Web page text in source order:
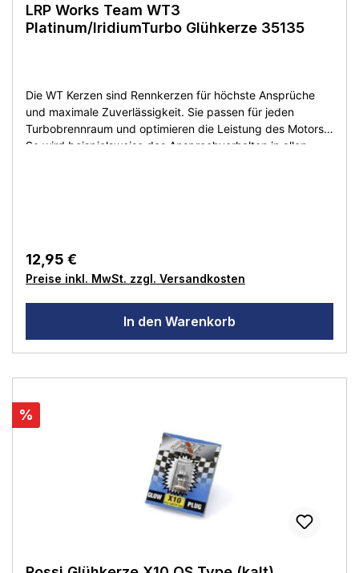
LRP Works Team WT3
Platinum/IridiumTurbo Glühkerze 35135
Die WT Kerzen sind Rennkerzen für höchste Ansprüche
und maximale Zuverlässigkeit. Sie passen für jeden
Turbobrennraum und optimieren die Leistung des Motors.
So wird beispielsweise das Ansprechverhalten in allen
unerwünschten Motorabstellern vor. Motorgröße: .12
(2.11ccm) und .21 (3.49ccm), 1/8 OR
12,95 €
Preise inkl. MwSt. zzgl. Versandkosten
In den Warenkorb
%